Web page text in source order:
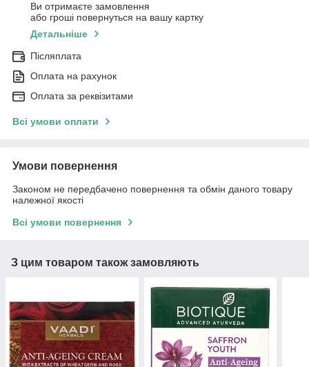
Ви отримаєте замовлення
або гроші повернуться на вашу картку
Детальніше
Післяплата
Оплата на рахунок
Оплата за реквізитами
Всі умови оплати
Умови повернення
Законом не передбачено повернення та обмін даного товару
належної якості
Всі умови повернення
З цим товаром також замовляють